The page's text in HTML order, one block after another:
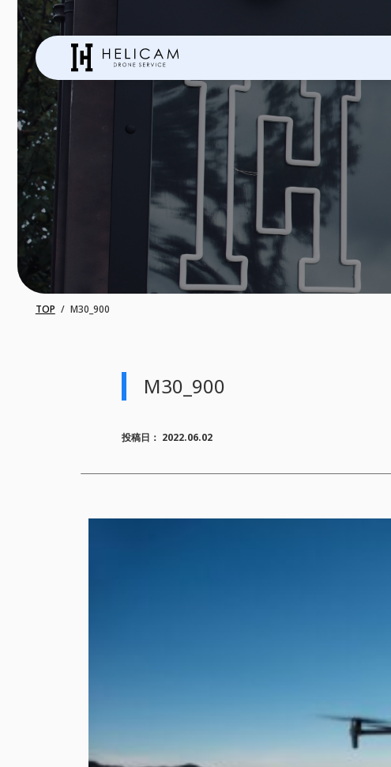
TOP M30_900
M30_900
投稿日： 2022.06.02